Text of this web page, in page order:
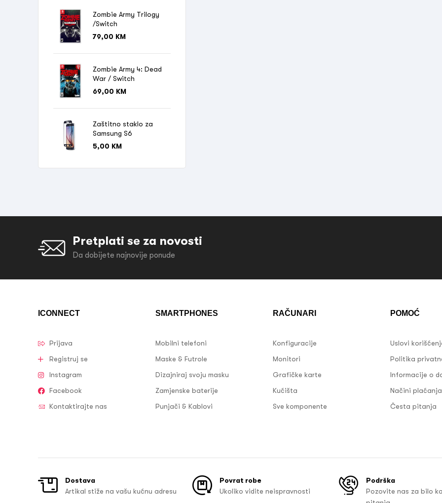
Zombie Army Trilogy
/Switch
79,00 KM
Zombie Army 4: Dead
War / Switch
69,00 KM
Zaštitno staklo za
Samsung S6
5,00 KM
Pretplati se za novosti
Da dobijete najnovije ponude
ICONNECT
Prijava
Registruj se
Instagram
Facebook
Kontaktirajte nas
SMARTPHONES
Mobilni telefoni
Maske & Futrole
Dizajniraj svoju masku
Zamjenske baterije
Punjači & Kablovi
RAČUNARI
Konfiguracije
Monitori
Grafičke karte
Kućišta
Sve komponente
POMOĆ
Uslovi
Politika
Informacije o
Načini plaćanja
Česta pitanja
Dostava
Artikal stiže na vašu kućnu adresu
Povrat robe
Ukoliko vidite neispravnosti
Podrška
Pozovite nas za bilo